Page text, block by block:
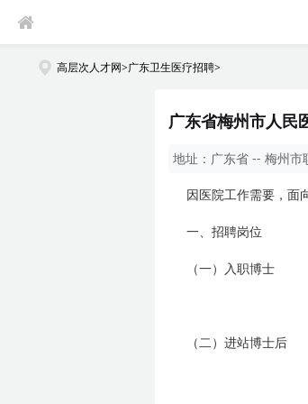
高层次人才网>广东卫生医疗招聘>
广东省梅州市人民
地址： 广东省 -- 梅州市
因医院工作需要，面
一、招聘岗位
（一）入职博士
（二）进站博士后